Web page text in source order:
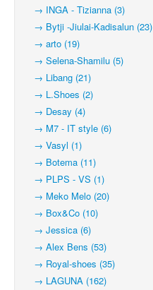
→ INGA - Tizianna (3)
→ Bytji -Jiulai-Kadisalun (23)
→ arto (19)
→ Selena-Shamilu (5)
→ Libang (21)
→ L.Shoes (2)
→ Desay (4)
→ M7 - IT style (6)
→ Vasyl (1)
→ Botema (11)
→ PLPS - VS (1)
→ Meko Melo (20)
→ Box&Co (10)
→ Jessica (6)
→ Alex Bens (53)
→ Royal-shoes (35)
→ LAGUNA (162)